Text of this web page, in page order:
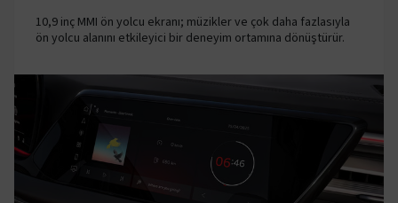
10,9 inç MMI ön yolcu ekranı; müzikler ve çok daha fazlasıyla
ön yolcu alanını etkileyici bir deneyim ortamına dönüştürür.